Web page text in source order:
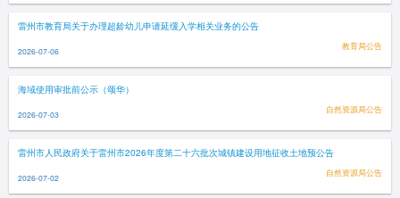
雷州市教育局关于办理超龄幼儿申请延缓入学相关业务的公告
2026-07-06 教育局公告
海域使用审批前公示（颂华）
2026-07-03 自然资源局公告
雷州市人民政府关于雷州市2026年度第二十六批次城镇建设用地征收土地预公告
2026-07-02 自然资源局公告